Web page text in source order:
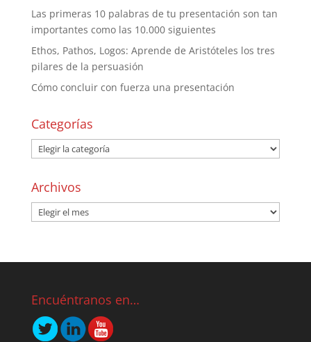
Las primeras 10 palabras de tu presentación son tan
importantes como las 10.000 siguientes
Ethos, Pathos, Logos: Aprende de Aristóteles los tres
pilares de la persuasión
Cómo concluir con fuerza una presentación
Categorías
Archivos
Encuéntranos en…